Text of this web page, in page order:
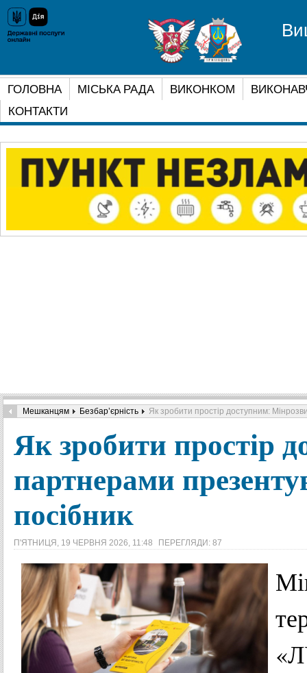
ГОЛОВНА МІСЬКА РАДА ВИКОНКОМ
КОНТАКТИ
Мешканцям Безбар’єрність Як зробити простір доступним:
Як зробити простір
партнерами
посібник
П'ЯТНИЦЯ, 19 ЧЕРВНЯ 2026, 11:48 ПЕРЕГЛЯДИ: 87